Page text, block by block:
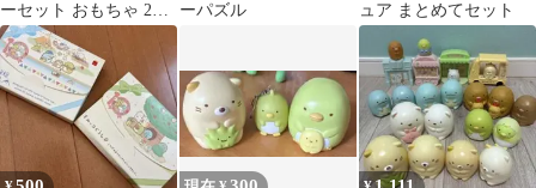
ーセット おもちゃ 2個
セット
ーパズル
ュア まとめてセット